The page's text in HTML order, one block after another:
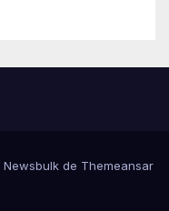
Newsbulkde Themeansar